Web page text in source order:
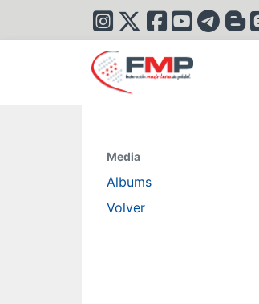
Media
Albums
Volver